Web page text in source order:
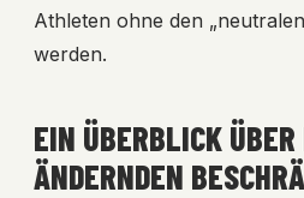
Athleten ohne den
werden.
EIN ÜBERBLICK ÜBER
ÄNDERNDEN